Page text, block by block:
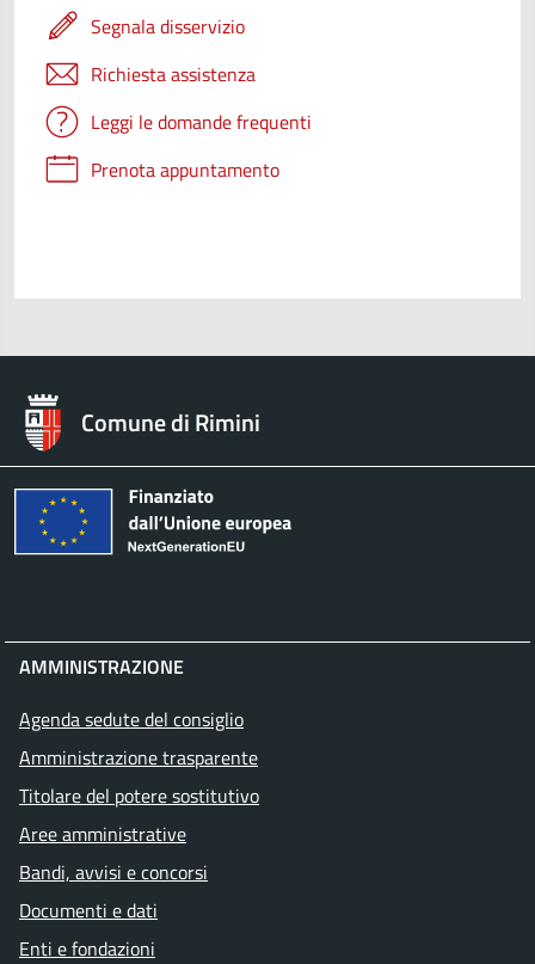
Segnala disservizio
Richiesta assistenza
Leggi le domande frequenti
Prenota appuntamento
Comune di Rimini
AMMINISTRAZIONE
Agenda sedute del consiglio
Amministrazione trasparente
Titolare del potere sostitutivo
Aree amministrative
Bandi, avvisi e concorsi
Documenti e dati
Enti e fondazioni